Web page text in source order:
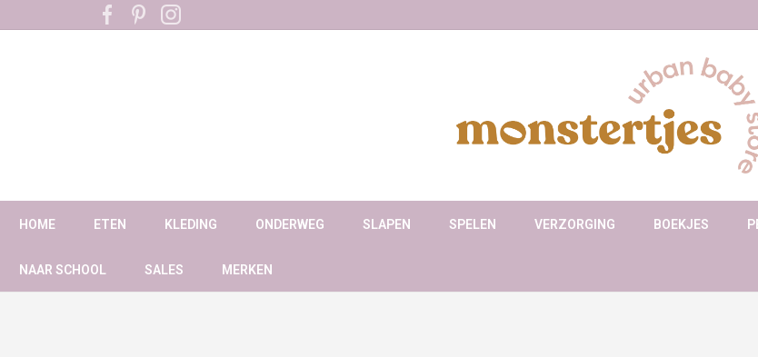
HOME ETEN KLEDING ONDERWEG SLAPEN SPELEN VERZORGING BOEKJES
NAAR SCHOOL SALES MERKEN